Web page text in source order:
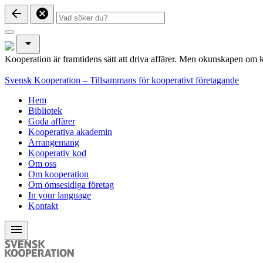
arrow_back cancel
arrow_drop_down
Kooperation är framtidens sätt att driva affärer. Men okunskapen
Svensk Kooperation – Tillsammans för kooperativt företagande
Hem
Bibliotek
Goda affärer
Kooperativa akademin
Arrangemang
Kooperativ kod
Om oss
Om kooperation
Om ömsesidiga företag
In your language
Kontakt
menu